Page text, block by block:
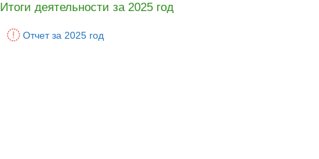
Итоги деятельности за 2025 год
Отчет за 2025 год